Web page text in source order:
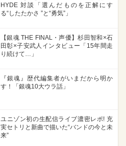
HYDE 対談「選んだものを正解にす
る“したたかさ ”と“勇気”」
【銀魂 THE FINAL・声優】杉田智和×石
田彰×子安武人インタビュー「15年間走
り続けて…」
『銀魂』歴代編集者がいまだから明か
す！「銀魂10大ウラ話」
ユニゾン初の生配信ライブ濃密レポ! 充
実セトリと新曲で描いた“バンドの今と未
来”